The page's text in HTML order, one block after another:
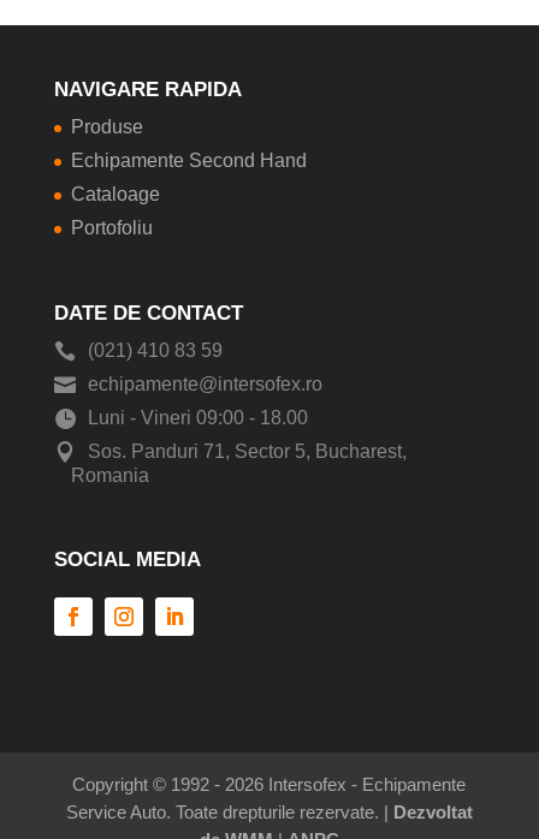
NAVIGARE RAPIDA
Produse
Echipamente Second Hand
Cataloage
Portofoliu
DATE DE CONTACT
(021) 410 83 59
echipamente@intersofex.ro
Luni - Vineri 09:00 - 18.00
Sos. Panduri 71, Sector 5, Bucharest,
Romania
SOCIAL MEDIA
Copyright © 1992 - 2026 Intersofex - Echipamente
Service Auto. Toate drepturile rezervate. | Dezvoltat